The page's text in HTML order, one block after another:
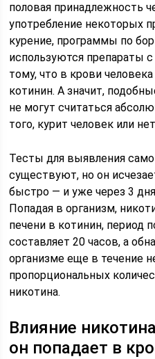
половая принадлежность
употребление некоторых
курение, программы по
используются препараты
тому, что в крови
котинин. А значит,
не могут считаться
того, курит человек или
Тесты для выявления
существуют, но он
быстро — и уже через 3
Попадая в организм,
печени в котинин, период
составляет 20 часов, а
организме еще в течение
пропорциональных
никотина.
Влияние
он попадает в